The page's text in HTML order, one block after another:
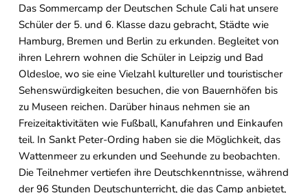
Das Sommercamp der Deutschen Schule Cali hat unsere
Schüler der 5. und 6. Klasse dazu gebracht, Städte wie
Hamburg, Bremen und Berlin zu erkunden. Begleitet von
ihren Lehrern wohnen die Schüler in Leipzig und Bad
Oldesloe, wo sie eine Vielzahl kultureller und touristischer
Sehenswürdigkeiten besuchen, die von Bauernhöfen bis
zu Museen reichen. Darüber hinaus nehmen sie an
Freizeitaktivitäten wie Fußball, Kanufahren und Einkaufen
teil. In Sankt Peter-Ording haben sie die Möglichkeit, das
Wattenmeer zu erkunden und Seehunde zu beobachten.
Die Teilnehmer vertiefen ihre Deutschkenntnisse, während
der 96 Stunden Deutschunterricht, die das Camp anbietet,